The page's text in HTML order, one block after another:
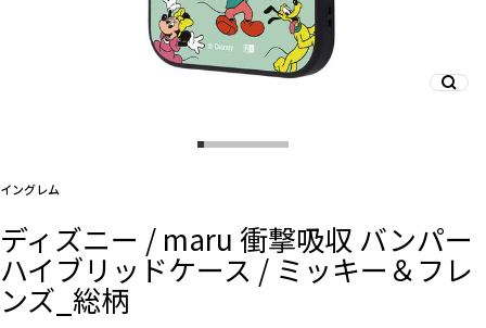
デザインから探す
事業内容
会社概要
イングレム
ディズニー / maru 衝撃吸収 バンパー
ハイブリッドケース / ミッキー＆フレ
ンズ_総柄